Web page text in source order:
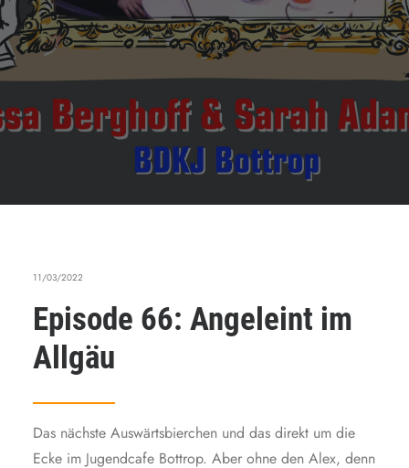
11/03/2022
Episode 66: Angeleint im
Allgäu
Das nächste Auswärtsbierchen und das direkt um die
Ecke im Jugendcafe Bottrop. Aber ohne den Alex, denn